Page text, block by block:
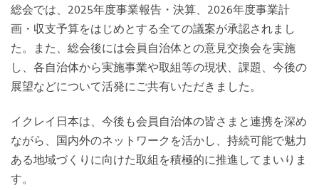
総会では、2025年度事業報告・決算、2026年度事業計
画・収支予算をはじめとする全ての議案が承認されまし
た。また、総会後には会員自治体との意見交換会を実施
し、各自治体から実施事業や取組等の現状、課題、今後の
展望などについて活発にご共有いただきました。
イクレイ日本は、今後も会員自治体の皆さまと連携を深め
ながら、国内外のネットワークを活かし、持続可能で魅力
ある地域づくりに向けた取組を積極的に推進してまいりま
す。